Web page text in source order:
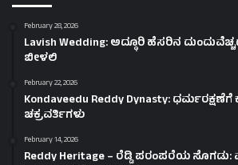
February 28, 2026
Lavish Wedding: ಅದ್ಧೂರಿ ಹೆಸರಿನ
ಬೀಳಲಿ
February 22, 2026
Kondaveedu Reddy Dynasty:
ಚಕ್ರವರ್ತಿಗಳು
February 14, 2026
Reddy Heritage – ರೆಡ್ಡಿ ಪರಂಪರೆಯ